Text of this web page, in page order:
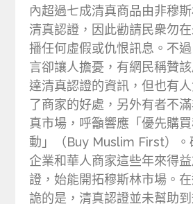
內超過七成清真商品由非穆
清真認證，因此勸請民衆勿
播任何虛假或仇恨訊息。不
言卻讓人擔憂，有網民稱贊
達清真認證的資訊，但也有
了商家的好處，另外有者不
真市場，呼籲響應「優先購
動」（Buy Muslim First）。
企業和華人商家這些年來得
證，始能開拓穆斯林市場。
詭的是，清真認證並未幫助